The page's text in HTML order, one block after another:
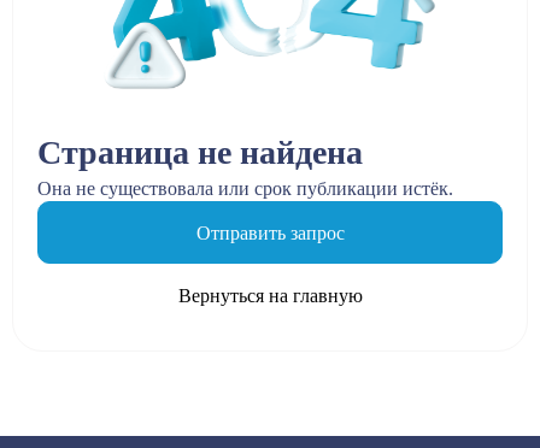
Страница не найдена
Она не существовала или срок публикации истёк.
Отправить запрос
Вернуться на главную